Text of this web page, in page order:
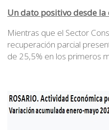
Un dato positivo desde la
Mientras que el Sector
recuperación parcial
de 25,5% en los primeros